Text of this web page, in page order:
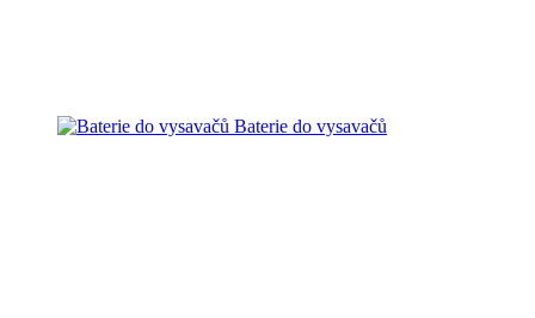
Baterie do vysavačů